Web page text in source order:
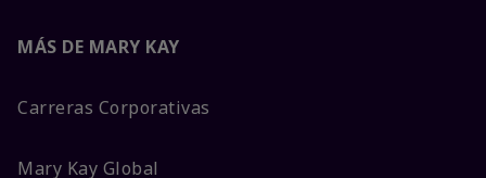
MÁS DE MARY KAY
Carreras Corporativas
Mary Kay Global